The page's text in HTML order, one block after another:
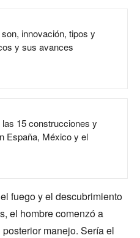
innovación, tipos y
y sus avances
15 construcciones y
España, México y el
fuego y el descubrimiento
el hombre comenzó a
manejo. Sería el